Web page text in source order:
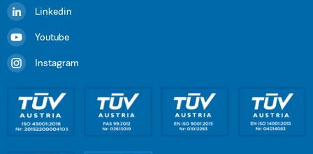
Linkedin
Youtube
Instagram